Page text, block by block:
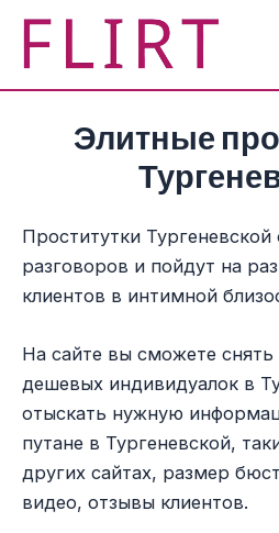
Перейти
содержимому
Элитные
Проститутки
разговоров и пойдут на
клиентов в интимной
На сайте вы сможете
дешевых индивидуалок в
отыскать нужную
путане в Тургеневской,
других сайтах, размер
видео, отзывы клиентов.